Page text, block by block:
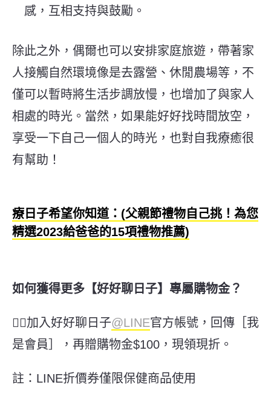
感，互相支持與鼓勵。
除此之外，偶爾也可以安排家庭旅遊，帶著家
人接觸自然環境像是去露營、休閒農場等，不
僅可以暫時將生活步調放慢，也增加了與家人
相處的時光。當然，如果能好好找時間放空，
享受一下自己一個人的時光，也對自我療癒很
有幫助！
療日子希望你知道：(父親節禮物自己挑！為您
精選2023給爸爸的15項禮物推薦)
如何獲得更多【好好聊日子】專屬購物金？
👉🏻加入好好聊日子@LINE官方帳號，回傳［我
是會員］，再贈購物金$100，現領現折。
註：LINE折價券僅限保健商品使用